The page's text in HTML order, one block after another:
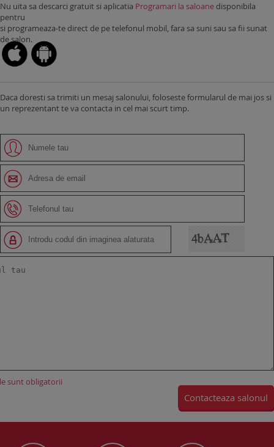
Nu uita sa descarci gratuit si aplicatia Programari la saloane disponibila
pentru
si programeaza-te direct de pe telefonul mobil, fara sa suni sau sa fii sunat
de salon.
Daca doresti sa trimiti un mesaj salonului, foloseste formularul de mai jos si
un reprezentant te va contacta in cel mai scurt timp.
sunt obligatorii